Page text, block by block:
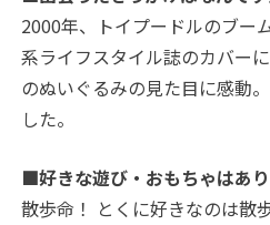
2000年、トイプードルのブー
系ライフスタイル誌のカバー
のぬいぐるみの見た目に感動
した。
■好きな遊び・おもちゃはあ
散歩命！ とくに好きなのは散